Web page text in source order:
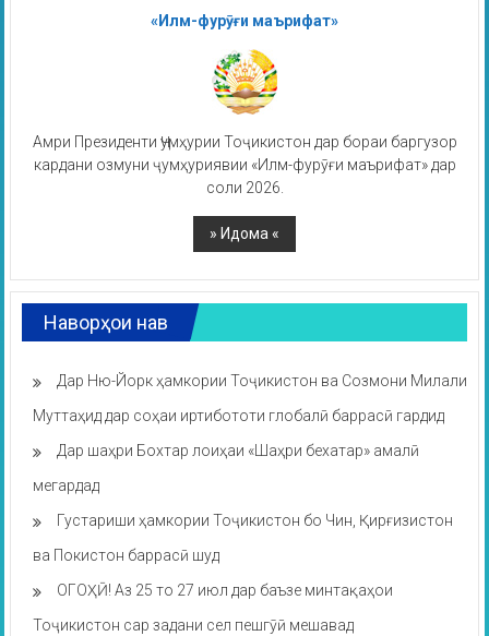
«Илм-фурӯғи маърифат»
Амри Президенти Ҷумҳурии Тоҷикистон дар бораи баргузор
кардани озмуни ҷумҳуриявии «Илм-фурӯғи маърифат» дар
соли 2026.
Наворҳои нав
Дар Ню-Йорк ҳамкории Тоҷикистон ва Созмони Милали
Муттаҳид дар соҳаи иртибототи глобалӣ баррасӣ гардид
Дар шаҳри Бохтар лоиҳаи «Шаҳри бехатар» амалӣ
мегардад
Густариши ҳамкории Тоҷикистон бо Чин, Қирғизистон
ва Покистон баррасӣ шуд
ОГОҲӢ! Аз 25 то 27 июл дар баъзе минтақаҳои
Тоҷикистон сар задани сел пешгӯӣ мешавад